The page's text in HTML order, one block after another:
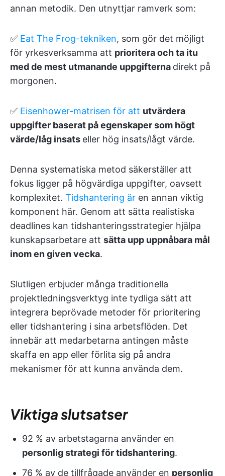
annan metodik. Den utnyttjar ramverk som:
✅ Eat The Frog-tekniken, som gör det möjligt
för yrkesverksamma att prioritera och ta itu
med de mest utmanande uppgifterna direkt på
morgonen.
✅ Eisenhower-matrisen för att utvärdera
uppgifter baserat på egenskaper som högt
värde/låg insats eller hög insats/lågt värde.
Denna systematiska metod säkerställer att
fokus ligger på högvärdiga uppgifter, oavsett
komplexitet. Tidshantering är en annan viktig
komponent här. Genom att sätta realistiska
deadlines kan tidshanteringsstrategier hjälpa
kunskapsarbetare att sätta upp uppnåbara mål
inom en given vecka.
Slutligen erbjuder många traditionella
projektledningsverktyg inte tydliga sätt att
integrera beprövade metoder för prioritering
eller tidshantering i sina arbetsflöden. Det
innebär att medarbetarna antingen måste
skaffa en app eller förlita sig på andra
mekanismer för att kunna använda dem.
Viktiga slutsatser
92 % av arbetstagarna använder en
personlig strategi för tidshantering.
76 % av de tillfrågade använder en personlig